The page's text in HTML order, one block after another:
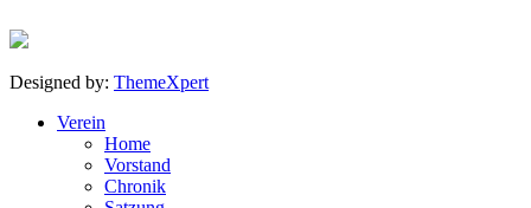
Designed by: ThemeXpert
Verein
Home
Vorstand
Chronik